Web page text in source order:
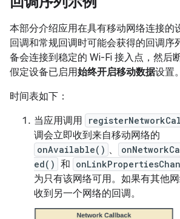
本部分介绍应用在具有移动网络连接的
回调和常规回调时可能会获得的回调序
备会连接到稳定的 Wi-Fi 接入点，然后
假定设备已启用始终开启移动数据设置。
时间表如下：
当应用调用
调会立即收到来自移动网络的
onAvailable() 、
ed() 和
为只有该网络可用。如果有其他
收到另一个网络的回调。